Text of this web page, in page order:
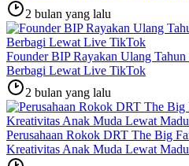
2 bulan yang lalu
Founder BIP Rayakan Ulang
Berbagi Lewat Live TikTok
2 bulan yang lalu
Perusahaan Rokok DRT The Big
Kreativitas Anak Muda Lewat